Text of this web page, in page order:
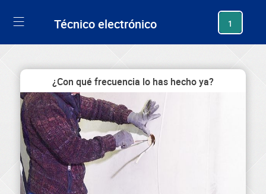
Técnico electrónico 1
¿Con qué frecuencia lo has hecho ya?